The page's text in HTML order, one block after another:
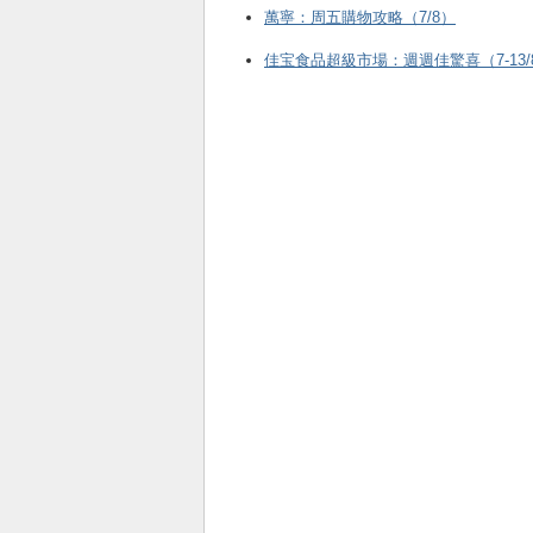
萬寧：周五購物攻略（7/8）
佳宝食品超級市場：週週佳驚喜（7-13/